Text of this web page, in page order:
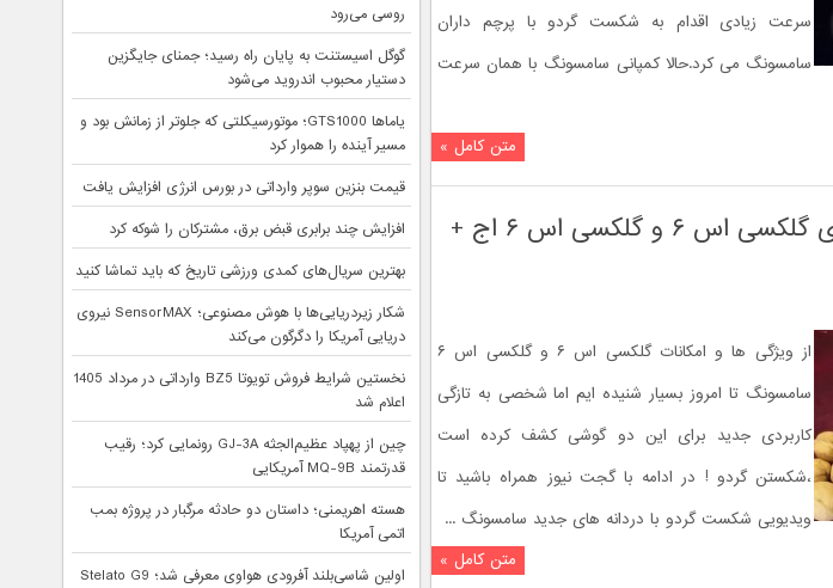
سرعت زیادی اقدام به شکست گردو با پرچم داران
سامسونگ می کرد.حالا کمپانی سامسونگ با همان سرعت
متن کامل »
شکستن گردو ، کاربردی جدید برای گلکسی اس ۶ و گلکسی اس ۶ اج +
از ویژگی ها و امکانات گلکسی اس ۶ و گلکسی اس ۶
سامسونگ تا امروز بسیار شنیده ایم اما شخصی به تازگی
کاربردی جدید برای این دو گوشی کشف کرده است
،شکستن گردو ! در ادامه با گجت نیوز همراه باشید تا
ویدیویی شکست گردو با دردانه های جدید سامسونگ ...
متن کامل »
روسی می‌رود
گوگل اسیستنت به پایان راه رسید؛ جمنای جایگزین
دستیار محبوب اندروید می‌شود
یاماها GTS1000؛ موتورسیکلتی که جلوتر از زمانش بود و
مسیر آینده را هموار کرد
قیمت بنزین سوپر وارداتی در بورس انرژی افزایش یافت
افزایش چند برابری قبض برق، مشترکان را شوکه کرد
بهترین سریال‌های کمدی ورزشی تاریخ که باید تماشا کنید
شکار زیردریایی‌ها با هوش مصنوعی؛ SensorMAX نیروی
دریایی آمریکا را دگرگون می‌کند
نخستین شرایط فروش تویوتا BZ5 وارداتی در مرداد 1405
اعلام شد
چین از پهپاد عظیم‌الجثه GJ-3A رونمایی کرد؛ رقیب
قدرتمند MQ-9B آمریکایی
هسته اهریمنی؛ داستان دو حادثه مرگبار در پروژه بمب
اتمی آمریکا
اولین شاسی‌بلند آفرودی هواوی معرفی شد؛ Stelato G9